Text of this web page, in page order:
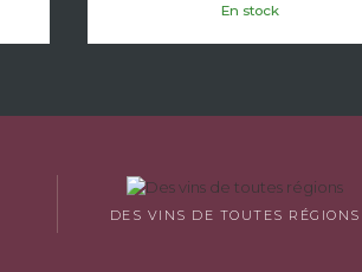
En stock
DES VINS DE TOUTES RÉGIONS